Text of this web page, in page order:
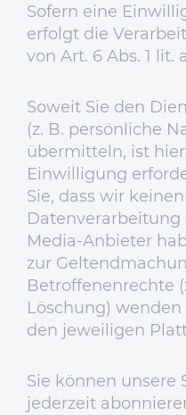
Sofern eine
erfolgt die
von Art. 6 Abs. 1 lit.
Soweit Sie den
(z. B. persönliche
übermitteln, ist
Einwilligung
Sie, dass wir
Datenverarbeitung
Media-Anbieter
zur
Betroffenenrechte
Löschung)
den jeweiligen
Sie können unsere
jederzeit